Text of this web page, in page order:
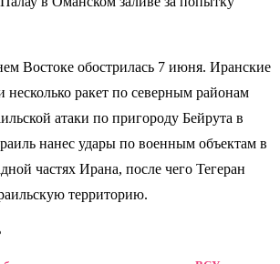
Востоке обострилась 7 июня. Иранские
ракет по северным районам
атаки по пригороду Бейрута в
нанес удары по военным объектам в
частях Ирана, после чего Тегеран
территорию.